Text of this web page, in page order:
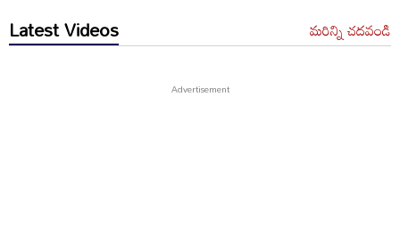
Latest Videos మరిన్ని చదవండి